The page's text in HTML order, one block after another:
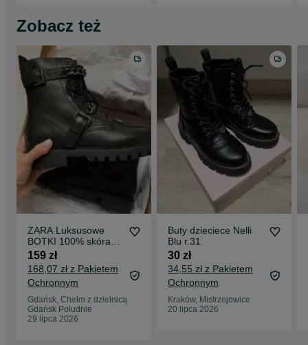
Zobacz też
ZARA Luksusowe
BOTKI 100% skóra
naturalna 31
159 zł
168,07 zł z Pakietem
Ochronnym
Gdańsk, Chełm z dzielnicą
Gdańsk Południe
29 lipca 2026
Buty dzieciece Nelli
Blu r.31
30 zł
34,55 zł z Pakietem
Ochronnym
Kraków, Mistrzejowice
20 lipca 2026